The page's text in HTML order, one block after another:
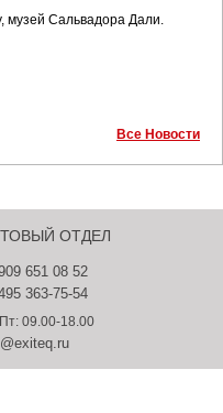
музей Сальвадора Дали.
Все Новости
ОТДЕЛ
651 08 52
363-75-54
09.00-18.00